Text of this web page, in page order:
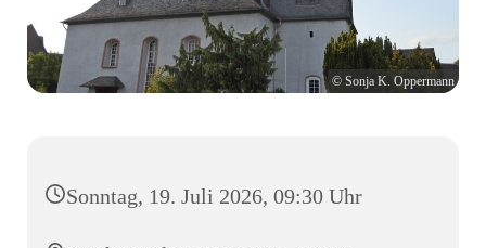
© Sonja K. Oppermann
Sonntag, 19. Juli 2026, 09:30 Uhr